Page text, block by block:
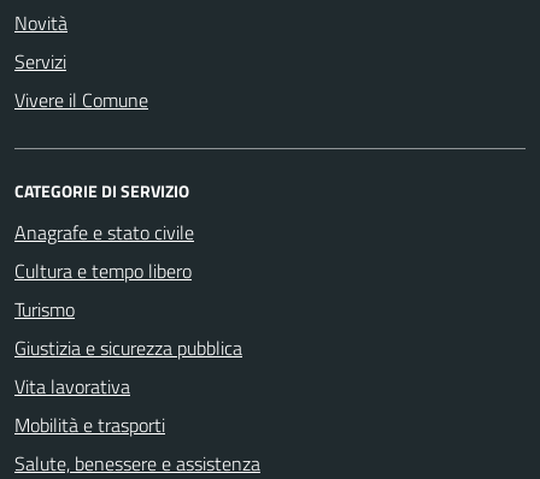
Novità
Servizi
Vivere il Comune
CATEGORIE DI SERVIZIO
Anagrafe e stato civile
Cultura e tempo libero
Turismo
Giustizia e sicurezza pubblica
Vita lavorativa
Mobilità e trasporti
Salute, benessere e assistenza